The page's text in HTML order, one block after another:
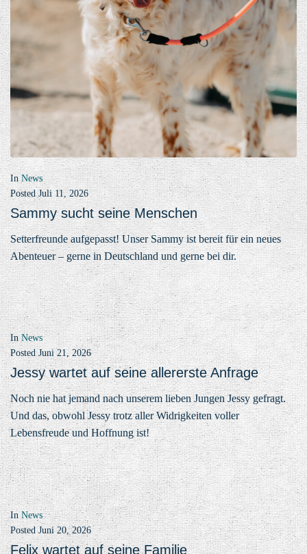
InNews
PostedJuli 11, 2026
Sammy sucht seine Menschen
Setterfreunde aufgepasst! Unser Sammy ist bereit für ein neues
Abenteuer – gerne in Deutschland und gerne bei dir.
InNews
Posted Juni 21, 2026
Jessy wartet auf seine allererste Anfrage
Noch nie hat jemand nach unserem lieben Jungen Jessy gefragt.
Und das, obwohl Jessy trotz aller Widrigkeiten voller
Lebensfreude und Hoffnung ist!
InNews
PostedJuni 20, 2026
Felix wartet auf seine Familie